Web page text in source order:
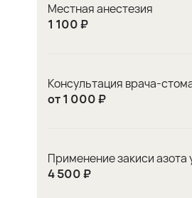
Местная анестезия
1 100 ₽
Консультация врача-
от 1 000 ₽
Применение закиси азота
4 500 ₽